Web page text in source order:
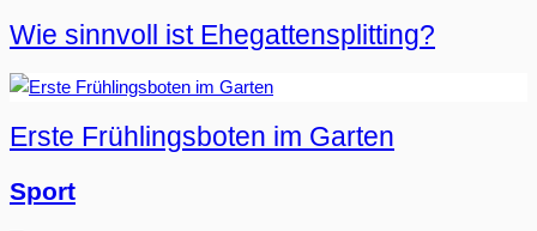
Wie sinnvoll ist Ehegattensplitting?
Erste Frühlingsboten im Garten
Sport